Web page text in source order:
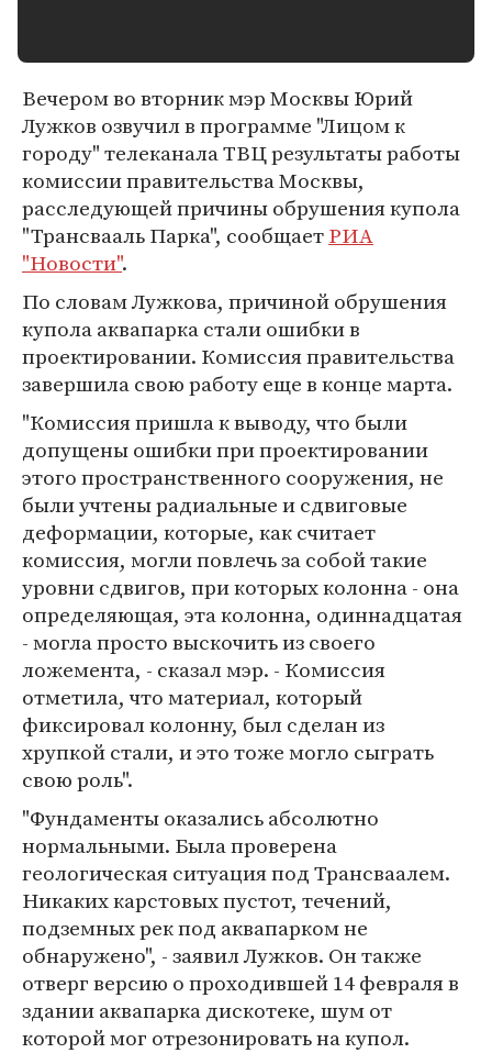
Вечером во вторник мэр Москвы Юрий
Лужков озвучил в программе "Лицом к
городу" телеканала ТВЦ результаты работы
комиссии правительства Москвы,
расследующей причины обрушения купола
"Трансвааль Парка", сообщаетРИА
"Новости".
По словам Лужкова, причиной обрушения
купола аквапарка стали ошибки в
проектировании. Комиссия правительства
завершила свою работу еще в конце марта.
"Комиссия пришла к выводу, что были
допущены ошибки при проектировании
этого пространственного сооружения, не
были учтены радиальные и сдвиговые
деформации, которые, как считает
комиссия, могли повлечь за собой такие
уровни сдвигов, при которых колонна - она
определяющая, эта колонна, одиннадцатая
- могла просто выскочить из своего
ложемента, - сказал мэр. - Комиссия
отметила, что материал, который
фиксировал колонну, был сделан из
хрупкой стали, и это тоже могло сыграть
свою роль".
"Фундаменты оказались абсолютно
нормальными. Была проверена
геологическая ситуация под Трансваалем.
Никаких карстовых пустот, течений,
подземных рек под аквапарком не
обнаружено", - заявил Лужков. Он также
отверг версию о проходившей 14 февраля в
здании аквапарка дискотеке, шум от
которой мог отрезонировать на купол.